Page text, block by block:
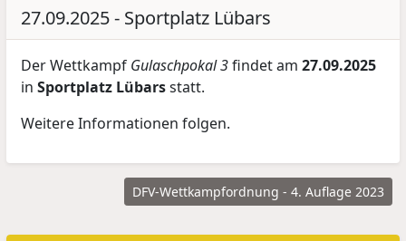
27.09.2025 - Sportplatz Lübars
Der Wettkampf Gulaschpokal 3findet am27.09.2025
inSportplatz Lübarsstatt.
Weitere Informationen folgen.
DFV-Wettkampfordnung - 4. Auflage 2023